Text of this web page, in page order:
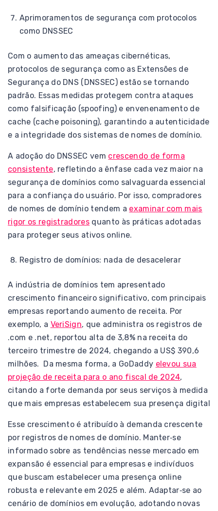
Aprimoramentos de segurança com protocolos
como DNSSEC
Com o aumento das ameaças cibernéticas,
protocolos de segurança como as Extensões de
Segurança do DNS (DNSSEC) estão se tornando
padrão. Essas medidas protegem contra ataques
como falsificação (spoofing) e envenenamento de
cache (cache poisoning), garantindo a autenticidade
e a integridade dos sistemas de nomes de domínio.
A adoção do DNSSEC vem crescendo de forma
consistente, refletindo a ênfase cada vez maior na
segurança de domínios como salvaguarda essencial
para a confiança do usuário. Por isso, compradores
de nomes de domínio tendem a examinar com mais
rigor os registradores quanto às práticas adotadas
para proteger seus ativos online.
Registro de domínios: nada de desacelerar
A indústria de domínios tem apresentado
crescimento financeiro significativo, com principais
empresas reportando aumento de receita. Por
exemplo, a VeriSign, que administra os registros de
.com e .net, reportou alta de 3,8% na receita do
terceiro trimestre de 2024, chegando a US$ 390,6
milhões. Da mesma forma, a GoDaddy elevou sua
projeção de receita para o ano fiscal de 2024,
citando a forte demanda por seus serviços à medida
que mais empresas estabelecem sua presença digital
Esse crescimento é atribuído à demanda crescente
por registros de nomes de domínio. Manter‑se
informado sobre as tendências nesse mercado em
expansão é essencial para empresas e indivíduos
que buscam estabelecer uma presença online
robusta e relevante em 2025 e além. Adaptar‑se ao
cenário de domínios em evolução, adotando novas